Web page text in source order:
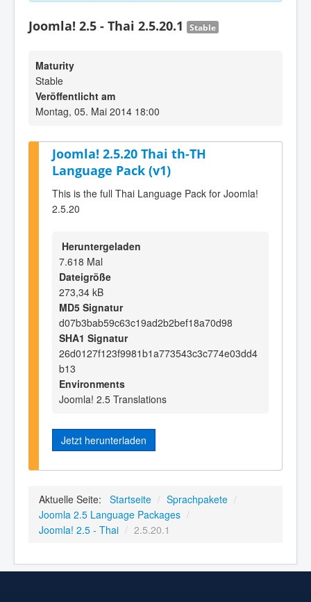
Joomla! 2.5 - Thai 2.5.20.1 Stable
Maturity
Stable
Veröffentlicht am
Montag, 05. Mai 2014 18:00
Joomla! 2.5.20 Thai th-TH
Language Pack (v1)
This is the full Thai Language Pack for Joomla!
2.5.20
Heruntergeladen
7.618 Mal
Dateigröße
273,34 kB
MD5 Signatur
d07b3bab59c63c19ad2b2bef18a70d98
SHA1 Signatur
26d0127f123f9981b1a773543c3c774e03dd4
b13
Environments
Joomla! 2.5 Translations
Jetzt herunterladen
Aktuelle Seite: Startseite / Sprachpakete /
Joomla 2.5 Language Packages /
Joomla! 2.5 - Thai / 2.5.20.1